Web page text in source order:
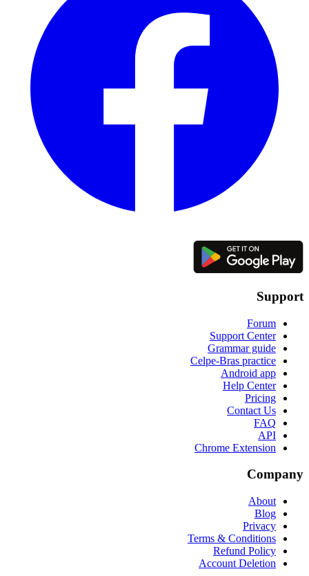
Support
Forum
Support Center
Grammar guide
Celpe-Bras practice
Android app
Help Center
Pricing
Contact Us
FAQ
API
Chrome Extension
Company
About
Blog
Privacy
Terms & Conditions
Refund Policy
Account Deletion